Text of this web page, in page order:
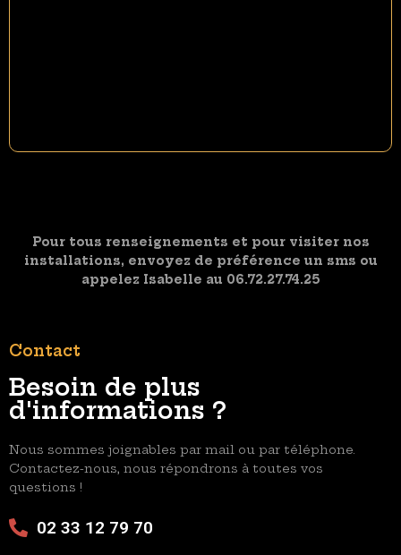
Pour tous renseignements et pour visiter nos
installations, envoyez de préférence un sms ou
appelez Isabelle au 06.72.27.74.25
Contact
Besoin de plus
d'informations ?
Nous sommes joignables par mail ou par téléphone.
Contactez-nous, nous répondrons à toutes vos
questions !
02 33 12 79 70